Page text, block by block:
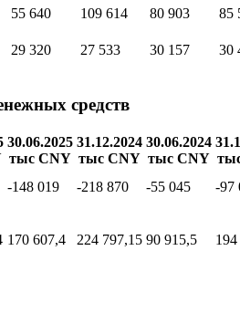
55 640 109 614 80 903 85
29 320 27 533 30 157
30
средств
30.06.2025
тыс CNY
31.12.2024
тыс CNY
30.06.2024
тыс CNY
-148 019 -218 870 -55 045
-97
170 607,4 224 797,15 90 915,5